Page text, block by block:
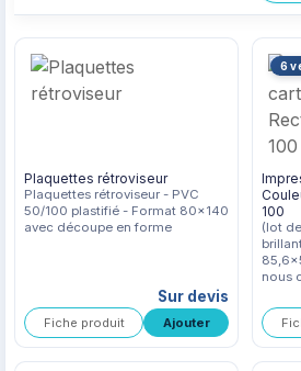
Plaquettes rétroviseur
Plaquettes rétroviseur - PVC
50/100 plastifié - Format 80x140
avec découpe en forme
Sur devis
Fiche produit
6
100
(lot
nous
recto/